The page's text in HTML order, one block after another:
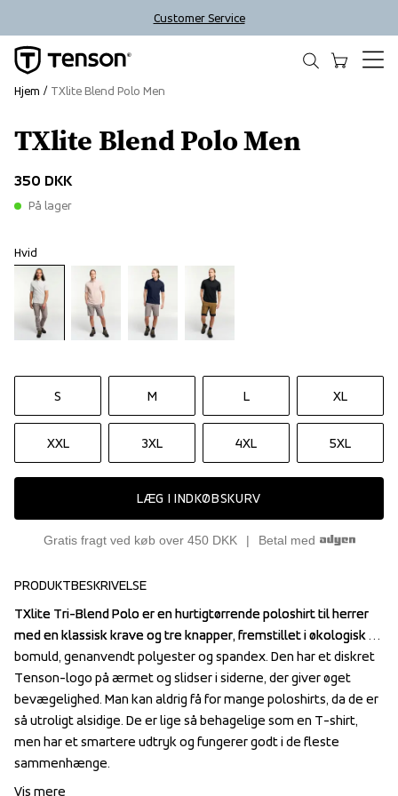
Customer Service
TXlite Blend Polo Men
350 DKK
På lager
Hvid
S M L XL
XXL 3XL 4XL 5XL
LÆG I INDKØBSKURV
Gratis fragt ved køb over 450 DKK Betal med
Hjem TXlite Blend Polo Men
PRODUKTBESKRIVELSE
TXlite Tri-Blend Polo er en hurtigtørrende poloshirt til herrer
med en klassisk krave og tre knapper, fremstillet i økologisk
bomuld, genanvendt polyester og spandex. Den har et diskret
Tenson-logo på ærmet og slidser i siderne, der giver øget
bevægelighed. Man kan aldrig få for mange poloshirts, da de er
så utroligt alsidige. De er lige så behagelige som en T-shirt,
men har et smartere udtryk og fungerer godt i de fleste
sammenhænge.
TXlite Tri-Blend Polo er en hurtigtørrende poloshirt til herrer
med en klassisk krave og tre knapper, fremstillet i økologisk
bomuld, genanvendt polyester og spandex. Den har et diskret
Tenson-logo på ærmet og slidser i siderne, der giver øget
bevægelighed. Man kan aldrig få for mange poloshirts, da de er
så utroligt alsidige. De er lige så behagelige som en T-shirt,
men har et smartere udtryk og fungerer godt i de fleste
sammenhænge.
Vis mere